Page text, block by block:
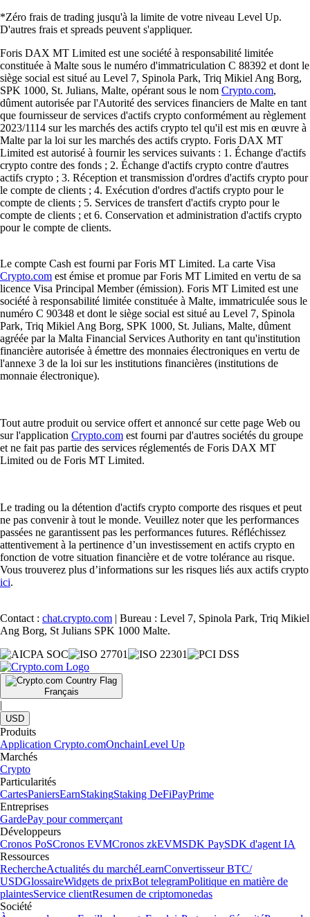
*Zéro frais de trading jusqu'à la limite de votre niveau Level Up.
D'autres frais et spreads peuvent s'appliquer.
Foris DAX MT Limited est une société à responsabilité limitée
constituée à Malte sous le numéro d'immatriculation C 88392 et dont le
siège social est situé au Level 7, Spinola Park, Triq Mikiel Ang Borg,
SPK 1000, St. Julians, Malte, opérant sous le nom Crypto.com,
dûment autorisée par l'Autorité des services financiers de Malte en tant
que fournisseur de services d'actifs crypto conformément au règlement
2023/1114 sur les marchés des actifs crypto tel qu'il est mis en œuvre à
Malte par la loi sur les marchés des actifs crypto. Foris DAX MT
Limited est autorisé à fournir les services suivants : 1. Échange d'actifs
crypto contre des fonds ; 2. Échange d'actifs crypto contre d'autres
actifs crypto ; 3. Réception et transmission d'ordres d'actifs crypto pour
le compte de clients ; 4. Exécution d'ordres d'actifs crypto pour le
compte de clients ; 5. Services de transfert d'actifs crypto pour le
compte de clients ; et 6. Conservation et administration d'actifs crypto
pour le compte de clients.
Le compte Cash est fourni par Foris MT Limited. La carte Visa
Crypto.com est émise et promue par Foris MT Limited en vertu de sa
licence Visa Principal Member (émission). Foris MT Limited est une
société à responsabilité limitée constituée à Malte, immatriculée sous le
numéro C 90348 et dont le siège social est situé au Level 7, Spinola
Park, Triq Mikiel Ang Borg, SPK 1000, St. Julians, Malte, dûment
agréée par la Malta Financial Services Authority en tant qu'institution
financière autorisée à émettre des monnaies électroniques en vertu de
l'annexe 3 de la loi sur les institutions financières (institutions de
monnaie électronique).
Tout autre produit ou service offert et annoncé sur cette page Web ou
sur l'application Crypto.com est fourni par d'autres sociétés du groupe
et ne fait pas partie des services réglementés de Foris DAX MT
Limited ou de Foris MT Limited.
Le trading ou la détention d'actifs crypto comporte des risques et peut
ne pas convenir à tout le monde. Veuillez noter que les performances
passées ne garantissent pas les performances futures. Réfléchissez
attentivement à la pertinence d’un investissement en actifs crypto en
fonction de votre situation financière et de votre tolérance au risque.
Vous trouverez plus d’informations sur les risques liés aux actifs crypto
ici.
Contact : chat.crypto.com | Bureau : Level 7, Spinola Park, Triq Mikiel
Ang Borg, St Julians SPK 1000 Malte.
Français
|
USD
Produits
Application Crypto.comOnchainLevel Up
Marchés
Crypto
Particularités
CartesPaniersEarnStakingStaking DeFiPayPrime
Entreprises
GardePay pour commerçant
Développeurs
Cronos PoSCronos EVMCronos zkEVMSDK PaySDK d'agent IA
Ressources
RechercheActualités du marchéLearnConvertisseur BTC/
USDGlossaireWidgets de prixBot telegramPolitique en matière de
plaintesService clientResumen de criptomonedas
Société